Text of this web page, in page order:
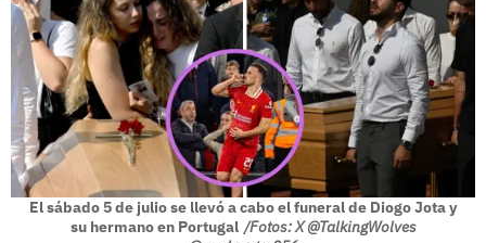
El sábado 5 de julio se llevó a cabo el funeral de Diogo Jota y
su hermano en Portugal /Fotos: X @TalkingWolves